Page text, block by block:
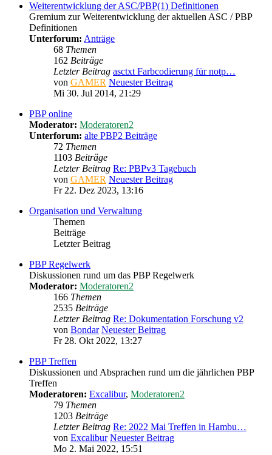
Weiterentwicklung der ASC/PBP(1) Definitionen
Gremium zur Weiterentwicklung der aktuellen ASC / PBP
Definitionen
Unterforum: Anträge
68 Themen
162 Beiträge
Letzter Beitrag asctxt Farbcodierung für notp…
von GAMER Neuester Beitrag
Mi 30. Jul 2014, 21:29
PBP online
Moderator: Moderatoren2
Unterforum: alte PBP2 Beiträge
72 Themen
1103 Beiträge
Letzter Beitrag Re: PBPv3 Tagebuch
von GAMER Neuester Beitrag
Fr 22. Dez 2023, 13:16
Organisation und Verwaltung
Themen
Beiträge
Letzter Beitrag
PBP Regelwerk
Diskussionen rund um das PBP Regelwerk
Moderator: Moderatoren2
166 Themen
2535 Beiträge
Letzter Beitrag Re: Dokumentation Forschung v2
von Bondar Neuester Beitrag
Fr 28. Okt 2022, 13:27
PBP Treffen
Diskussionen und Absprachen rund um die jährlichen PBP
Treffen
Moderatoren: Excalibur, Moderatoren2
79 Themen
1203 Beiträge
Letzter Beitrag Re: 2022 Mai Treffen in Hambu…
von Excalibur Neuester Beitrag
Mo 2. Mai 2022, 15:51